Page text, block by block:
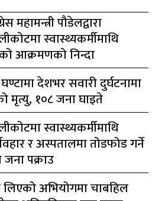
महामन्त्री पौडेलद्वारा
स्वास्थ्यकर्मीमाथि
आक्रमणको निन्दा
देशभर सवारी दुर्घटनामा
मृत्यु, १०८ जना घाइते
स्वास्थ्यकर्मीमाथि
र अस्पतालमा तोडफोड गर्ने
जना पक्राउ
अभियोगमा चाबहिल